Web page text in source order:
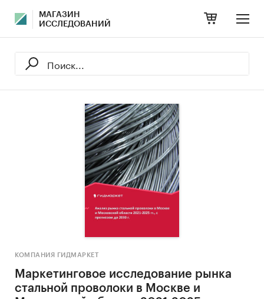
МАГАЗИН
ИССЛЕДОВАНИЙ
КОМПАНИЯ ГИДМАРКЕТ
Маркетинговое исследование рынка
стальной проволоки в Москве и